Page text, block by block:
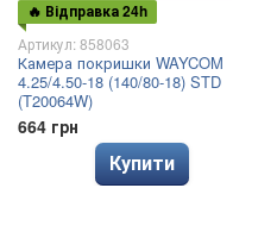
🔥 Відправка 24h
Артикул: 858063
Камера покришки WAYCOM
4.25/4.50-18 (140/80-18) STD
(T20064W)
664 грн
Купити